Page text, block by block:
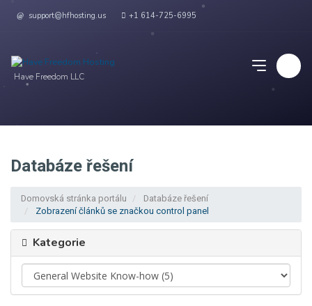
support@hfhosting.us +1 614-725-6995
Have Freedom LLC
Databáze řešení
Domovská stránka portálu
Databáze řešení
Zobrazení článků se značkou control panel
Kategorie